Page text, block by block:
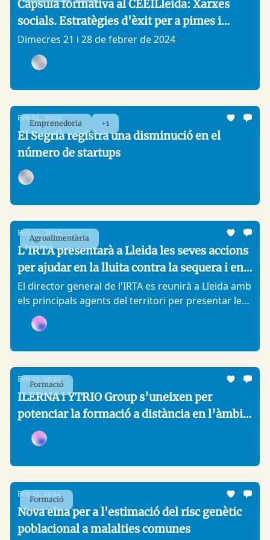
Càpsula formativa al CEEILleida: Xarxes
socials. Estratègies d'èxit per a pimes i
emprenedors
Dimecres 21 i 28 de febrer de 2024
Emprenedoria +1
Feb 14, 2024
El Segrià registra una disminució en el
número de startups
Agroalimentària
Feb 14, 2024
L'IRTA presentarà a Lleida les seves accions
per ajudar en la lluita contra la sequera i en
l'ús eficient de l'aigua en agricultura
El director general de l'IRTA es reunirà a Lleida amb
els principals agents del territori per presentar les
seves activitats de recerca en ús eficient de l'aigua,
reg i gestió de la sequera. Destaca RegAssist, la
Formació
Feb 13, 2024
ILERNA i YTRIO Group s’uneixen per
potenciar la formació a distància en l’àmbit
de les pròtesis dentals
Formació
Feb 13, 2024
Nova eina per a l'estimació del risc genètic
poblacional a malalties comunes